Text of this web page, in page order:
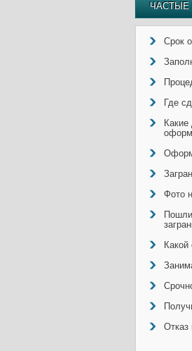
ЧАСТЫЕ
Срок
Где
Фото
Какой
Отказ